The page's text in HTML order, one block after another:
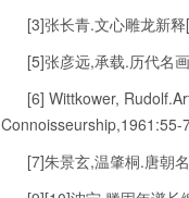
[3]张长青.文心雕龙新释
[5]张彦远,承载.历代名
[6] Wittkower,
Connoisseurship,1961:55-
[7]朱景玄,温肇桐.唐朝